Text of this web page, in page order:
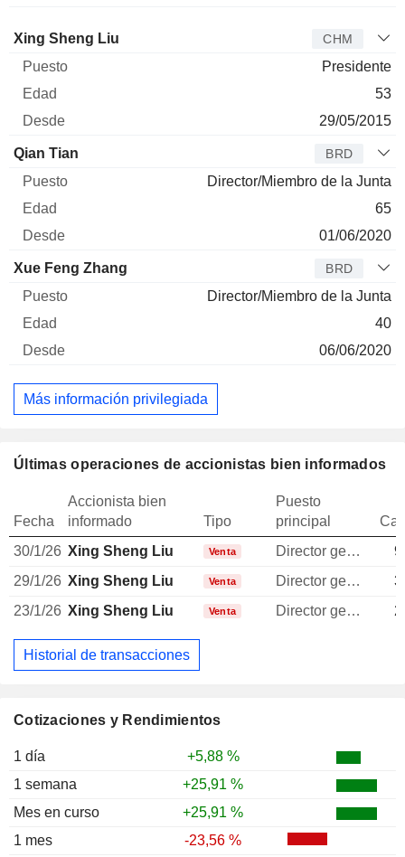
Cotizaciones y Rendimientos
1 día
+5,88 %
1 semana
+25,91 %
Mes en curso
+25,91 %
1 mes
-23,56 %
Administrador Puesto
Xing Sheng Liu CHM
Presidente
53
29/05/2015
Qian Tian BRD
Director/Miembro de la Junta
65
01/06/2020
Xue Feng Zhang BRD
Director/Miembro de la Junta
40
06/06/2020
Más información privilegiada
Últimas operaciones de accionistas bien informados
Fecha
Accionista bien
informado
Tipo
Puesto
principal
30/1/26 Xing Sheng Liu Venta Director general
29/1/26 Xing Sheng Liu Venta Director general
23/1/26 Xing Sheng Liu Venta Director general
Historial de transacciones